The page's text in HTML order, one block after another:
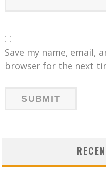
Save my name, email,
browser for the next